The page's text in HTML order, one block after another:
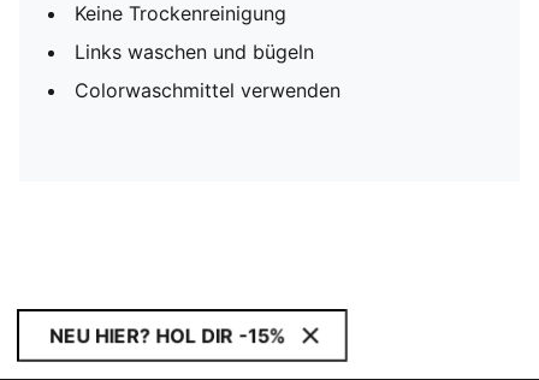
Keine Trockenreinigung
Links waschen und bügeln
Colorwaschmittel verwenden
NEU HIER? HOL DIR -15%